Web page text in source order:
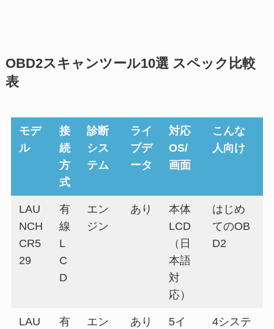
OBD2スキャンツール10選 スペック比較
表
モデ
ル
接
続
方
式
診断
シス
テム
ライ
ブデ
ータ
対応
OS/
画面
こんな
人向け
LAU
NCH
CR5
29
有
線
L
C
D
エン
ジン
あり
本体
LCD
（日
本語
対
応）
はじめ
てのOB
D2
LAU
有
エン
あり
5イ
4システ